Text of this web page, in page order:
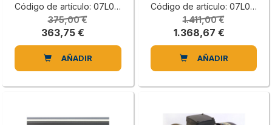
Código de artículo: 07L0667440F
375,00 €
363,75 €
AÑADIR
Código de artículo: 07L0411143F
1.411,00 €
1.368,67 €
AÑADIR